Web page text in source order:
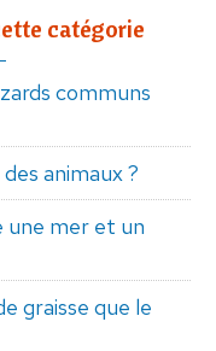
catégorie
communs
animaux ?
mer et un
graisse que le